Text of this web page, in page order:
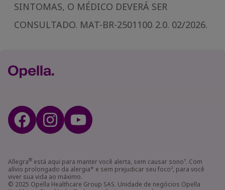
SINTOMAS, O MÉDICO DEVERÁ SER
CONSULTADO. MAT-BR-2501100. 2.0. 02/2026.
Allegra® está aqui para manter você alerta, sem causar sono¹. Com
alívio prolongado da alergia* e sem prejudicar seu foco², para você
viver sua vida ao máximo.
© 2025 Opella Healthcare Group SAS. Unidade de negócios Opella